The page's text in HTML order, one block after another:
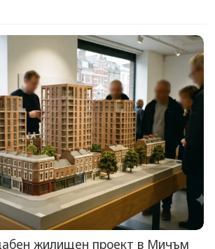
жилищен проект в Мичъм